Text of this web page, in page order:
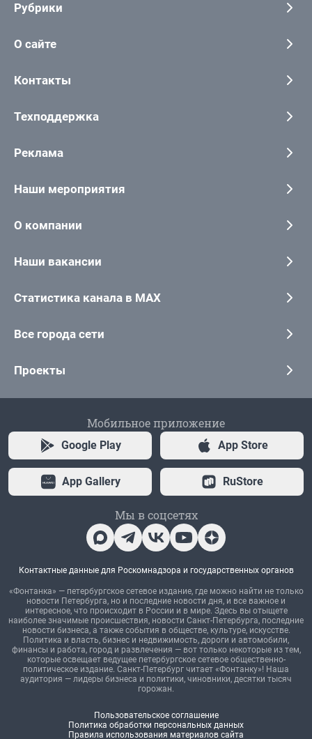
Рубрики
О сайте
Контакты
Техподдержка
Реклама
Наши мероприятия
О компании
Наши вакансии
Статистика канала в MAX
Все города сети
Проекты
Мобильное приложение
Google Play App Store
App Gallery RuStore
Мы в соцсетях
Контактные данные для Роскомнадзора и государственных органов
«Фонтанка» — петербургское сетевое издание, где можно найти не только
новости Петербурга, но и последние новости дня, и все важное и
интересное, что происходит в России и в мире. Здесь вы отыщете
наиболее значимые происшествия, новости Санкт-Петербурга, последние
новости бизнеса, а также события в обществе, культуре, искусстве.
Политика и власть, бизнес и недвижимость, дороги и автомобили,
финансы и работа, город и развлечения — вот только некоторые из тем,
которые освещает ведущее петербургское сетевое общественно-
политическое издание. Санкт-Петербург читает «Фонтанку»! Наша
аудитория — лидеры бизнеса и политики, чиновники, десятки тысяч
горожан.
Пользовательское соглашение
Политика обработки персональных данных
Правила использования материалов сайта